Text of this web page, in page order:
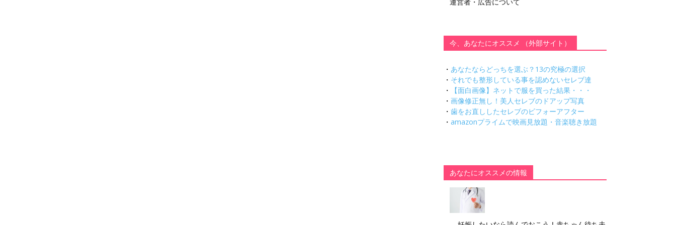
今、あなたにオススメ （外部サイト）
・ あなたならどっちを選ぶ？13の究極の選択
・ それでも整形している事を認めないセレブ達
・
【面白画像】ネットで服を買った結果・・・
・ 画像修正無し！美人セレブのドアップ写真
・ 歯をお直ししたセレブのビフォーアフター
・ amazonプライムで映画見放題・音楽聴き放題
あなたにオススメの情報